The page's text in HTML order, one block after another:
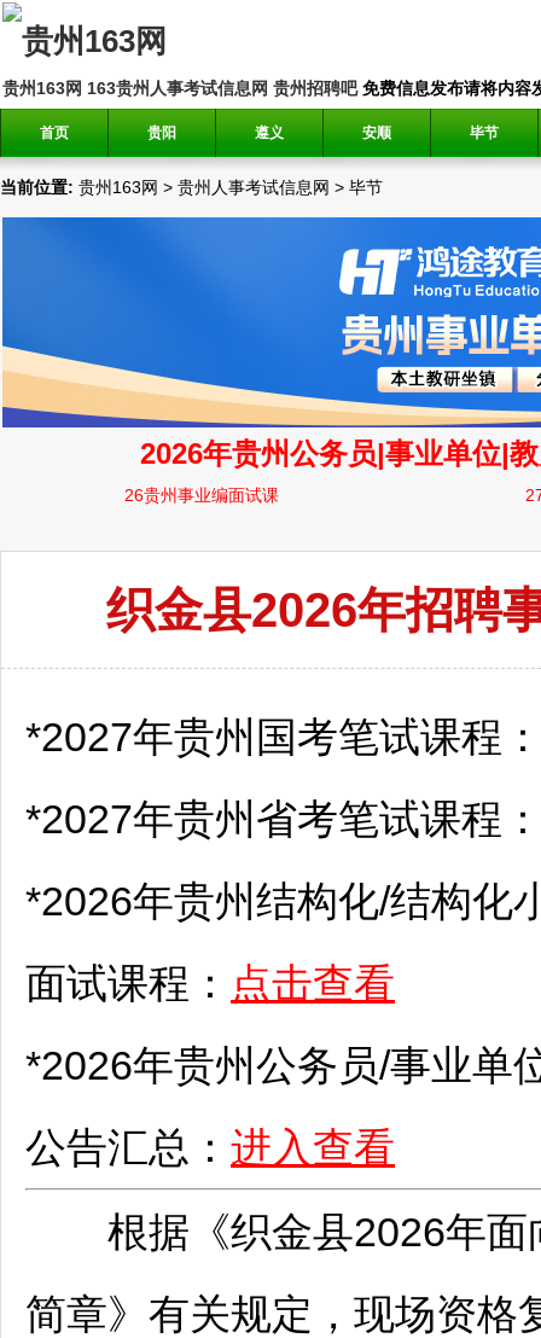
贵州163网 163贵州人事考试信息网 贵州招聘吧免费信息发布请将内容
首页 贵阳 遵义 安顺 毕节
当前位置: 贵州163网 > 贵州人事考试信息网 > 毕节
织金县2026年招聘
*2027年贵州国考笔试课程
*2027年贵州省考笔试课程
*2026年贵州结构化/结构化
面试课程： 点击查看
*2026年贵州公务员/事业单
公告汇总： 进入查看
根据《织金县2026年面
简章》有关规定，现场资格